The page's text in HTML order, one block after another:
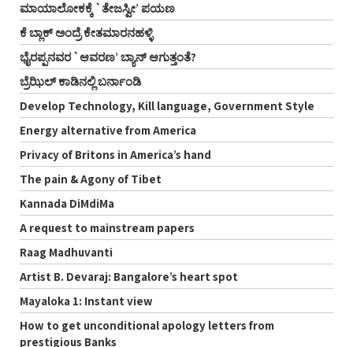
ಮಾಯಾಲೋಕಕ್ಕೆ `ತೇಜಸ್ವೀ’ ಪಯಣ
ಕೆ ಬ್ಲಾಕ್ ಅಂದ್ರೆ ಕೇತಮಾರನಹಳ್ಳಿ
ಭೈರಪ್ಪನವರ `ಆವರಣ’ ಬ್ಯಾನ್ ಆಗುತ್ತಂತೆ?
ಬ್ರೆಝಿಲ್ ಕಾಡಿನಲ್ಲಿ ಬರ್ನಾಂಡಿ
Develop Technology, Kill language, Government Style
Energy alternative from America
Privacy of Britons in America’s hand
The pain & Agony of Tibet
Kannada DiMdiMa
A request to mainstream papers
Raag Madhuvanti
Artist B. Devaraj: Bangalore’s heart spot
Mayaloka 1: Instant view
How to get unconditional apology letters from
prestigious Banks